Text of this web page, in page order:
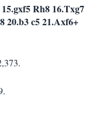
Rh8 16.Txg7
20.b3 c5 21.Axf6+